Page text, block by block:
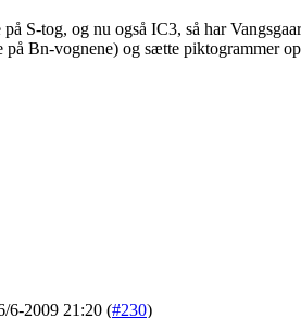
S-tog, og nu også IC3, så har
på Bn-vognene) og sætte piktogrammer
6-2009 21:20 (#230)